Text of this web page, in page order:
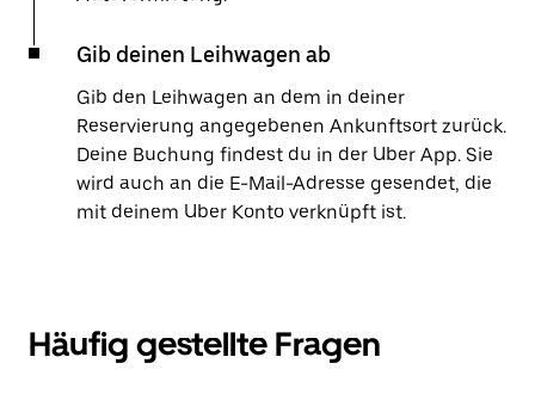
Gib deinen Leihwagen ab
Gib den Leihwagen an dem in deiner
Reservierung angegebenen Ankunftsort zurück.
Deine Buchung findest du in der Uber App. Sie
wird auch an die E-Mail-Adresse gesendet, die
mit deinem Uber Konto verknüpft ist.
Häufig gestellte Fragen